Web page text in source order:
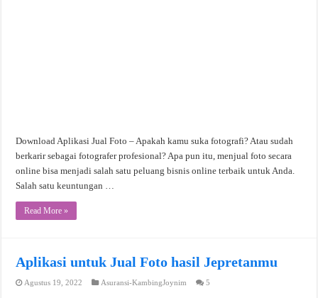
Download Aplikasi Jual Foto – Apakah kamu suka fotografi? Atau sudah
berkarir sebagai fotografer profesional? Apa pun itu, menjual foto secara
online bisa menjadi salah satu peluang bisnis online terbaik untuk Anda.
Salah satu keuntungan …
Read More »
Aplikasi untuk Jual Foto hasil Jepretanmu
Agustus 19, 2022 Asuransi-KambingJoynim 5